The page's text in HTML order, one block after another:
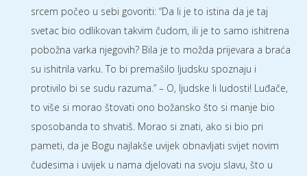
srcem počeo u sebi govoriti: “Da li je to istina da je taj
svetac bio odlikovan takvim čudom, ili je to samo ishitrena
pobožna varka njegovih? Bila je to možda prijevara a braća
su ishitrila varku. To bi premašilo ljudsku spoznaju i
protivilo bi se sudu razuma.” – O, ljudske li ludosti! Luđače,
to više si morao štovati ono božansko što si manje bio
sposobanda to shvatiš. Morao si znati, ako si bio pri
pameti, da je Bogu najlakše uvijek obnavljati svijet novim
čudesima i uvijek u nama djelovati na svoju slavu, što u